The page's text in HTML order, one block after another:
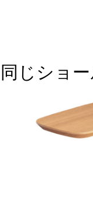
同じショ